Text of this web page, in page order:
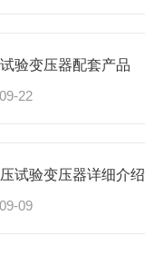
验变压器配套产品
22
试验变压器详细介绍
09